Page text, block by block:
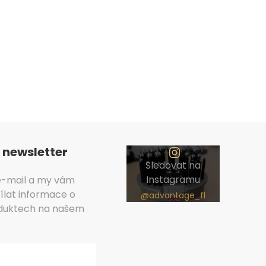
mail a my vám
informace o
na našem
Sledovat na
Instagramu